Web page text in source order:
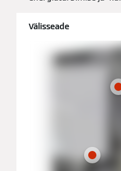
Välisseade